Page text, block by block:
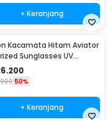
+ Keranjang
Kacamata Hitam Aviator
Sunglasses UV
- RB2132
50%
+ Keranjang